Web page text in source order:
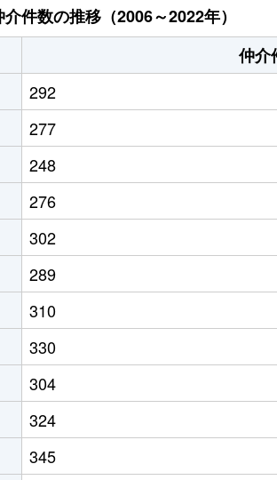
件数の推移（2006～2022年）
仲介
292
277
248
276
302
289
310
330
304
324
345